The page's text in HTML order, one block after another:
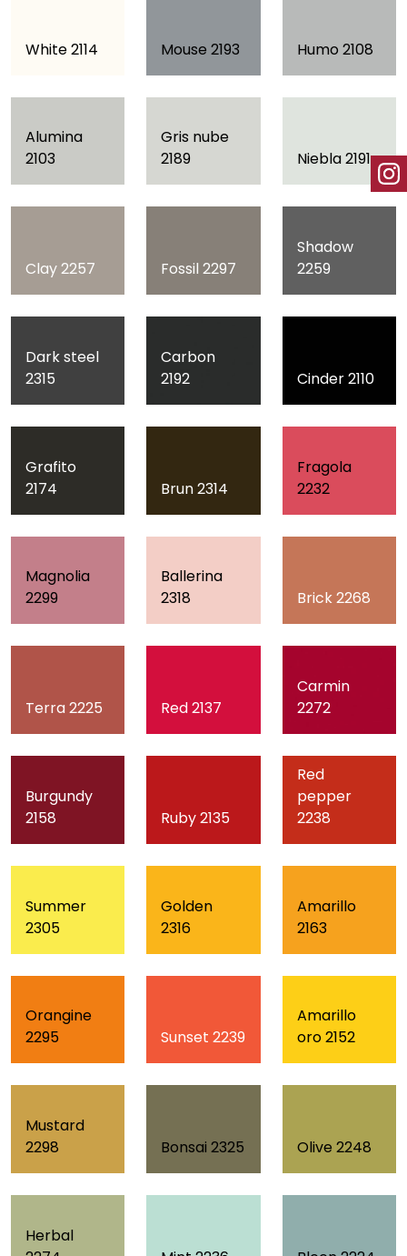
White 2114 Mouse 2193 Humo 2108
Alumina
2103
Gris nube
2189
Niebla 2191
Clay 2257 Fossil 2297
Shadow
2259
Dark steel
2315
Carbon
2192
Cinder 2110
Grafito
2174
Brun 2314
Fragola
2232
Magnolia
2299
Ballerina
2318
Brick 2268
Terra 2225 Red 2137
Carmin
2272
Burgundy
2158
Ruby 2135
Red
pepper
2238
Summer
2305
Golden
2316
Amarillo
2163
Orangine
2295
Sunset 2239
Amarillo
oro 2152
Mustard
2298
Bonsai 2325 Olive 2248
Herbal